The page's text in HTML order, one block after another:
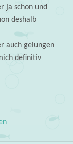
ja schon und
deshalb
auch gelungen
definitiv